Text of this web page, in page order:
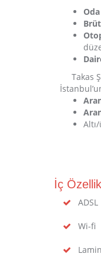
Oda
Takas
İç
ADSL
Wi-fi